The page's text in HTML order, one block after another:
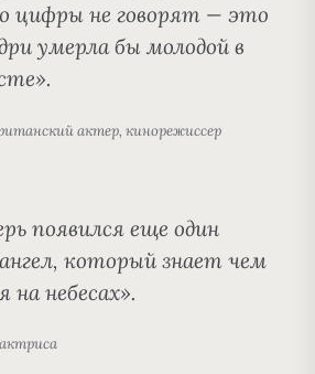
цифры не говорят — это
умерла бы молодой в
».
актер, кинорежиссер
появился еще один
, который знает чем
на небесах».